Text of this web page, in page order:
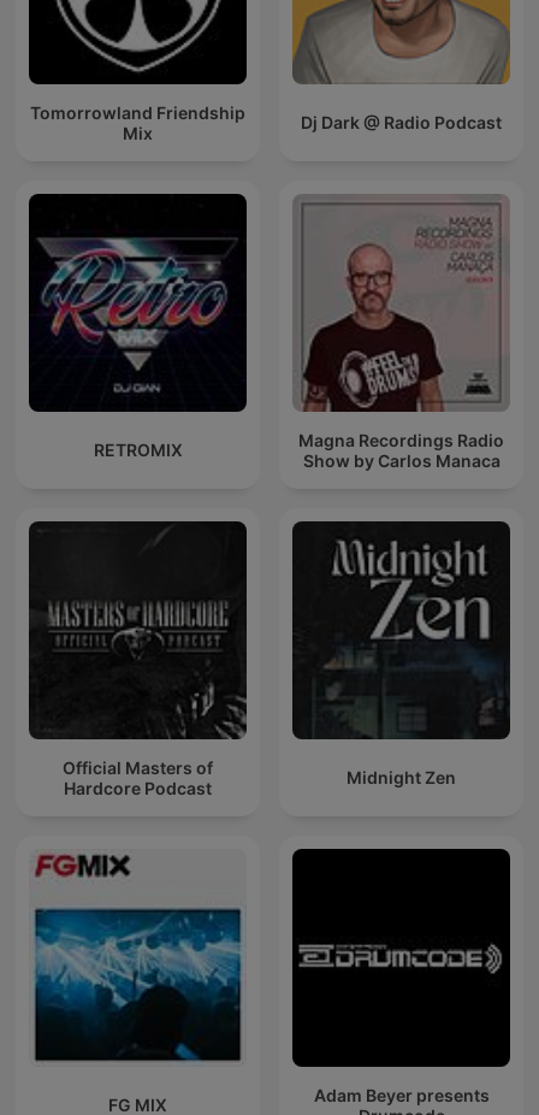
Tomorrowland Friendship
Mix
Dj Dark @ Radio Podcast
RETROMIX
Magna Recordings Radio
Show by Carlos Manaca
Official Masters of
Hardcore Podcast
Midnight Zen
FG MIX
Adam Beyer presents